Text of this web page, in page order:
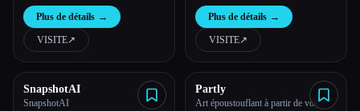
l''aide de l''IA
Plus de détails →
VISITE↗︎
Plus de détails →
VISITE↗︎
SnapshotAI
SnapshotAI
Partly
Art époustouflant à partir de vos